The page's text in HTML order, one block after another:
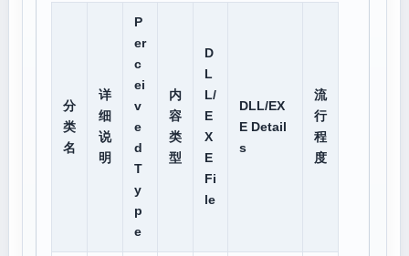
分
类
名
详
细
说
明
P
er
c
ei
v
e
d
T
y
p
e
内
容
类
型
D
L
L/
E
X
E
Fi
le
DLL/EX
E Detail
s
流
行
程
度